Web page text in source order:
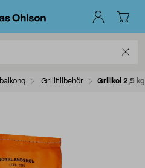
Grilltillbehör Grillkol 2,5 kg